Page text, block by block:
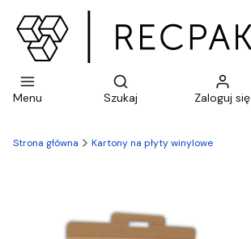
Menu
Otwórz wyszukiwarkę
Szukaj Zaloguj się
Strona główna Kartony na płyty winylowe